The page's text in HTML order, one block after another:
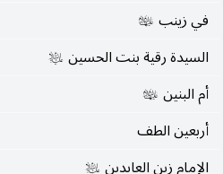
في زينب عليها‌السلام
السيدة رقية بنت الحسين عليه‌السلام
أم البنين عليها‌السلام
أربعين الطف
الإمام زين العابدين عليه‌السلام